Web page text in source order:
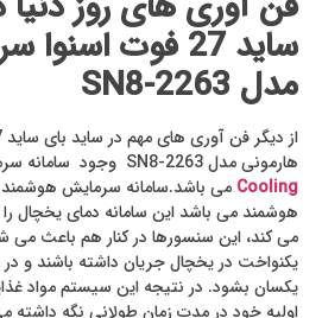
ساید 27 فوت
مدل SN8-2263
هارمونی مدل SN8-2263 وجود سامانه سرمایش هوشمند
Cooling می باشد.سامانه سرمایش
هوشمند می باشد این سامانه دمای یخچال
می کند، این سنسورها در کنار هم باعث می
یکنواخت در یخچال جریان داشته باشند و
یکسان بشود. در نتیجه این سیستم مواد
اولیه خود در مدت زمان طولانی نگه داشته